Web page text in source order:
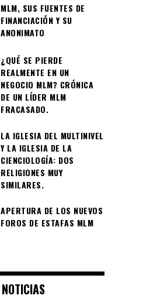
MLM, SUS FUENTES DE
FINANCIACIÓN Y SU
ANONIMATO
¿QUÉ SE PIERDE
REALMENTE EN UN
NEGOCIO MLM? CRÓNICA
DE UN LÍDER MLM
FRACASADO.
LA IGLESIA DEL MULTINIVEL
Y LA IGLESIA DE LA
CIENCIOLOGÍA: DOS
RELIGIONES MUY
SIMILARES.
APERTURA DE LOS NUEVOS
FOROS DE ESTAFAS MLM
NOTICIAS